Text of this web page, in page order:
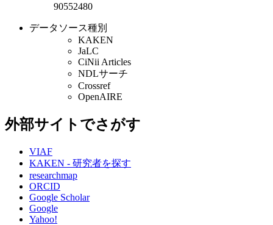
90552480
データソース種別
KAKEN
JaLC
CiNii Articles
NDLサーチ
Crossref
OpenAIRE
外部サイトでさがす
VIAF
KAKEN - 研究者を探す
researchmap
ORCID
Google Scholar
Google
Yahoo!